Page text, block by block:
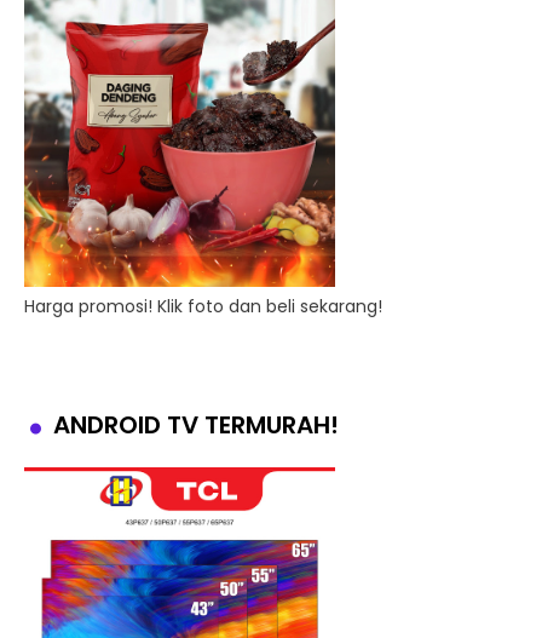
Harga promosi! Klik foto dan beli sekarang!
ANDROID TV TERMURAH!